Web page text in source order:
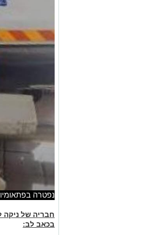
נפטרה
חבריה של ניקה
פאראמדיק מד"א
יד ימיני, אני
מנהיגות גבוהה,